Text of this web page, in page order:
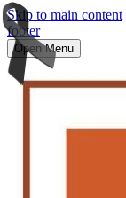
Skip to main content
footer
Open Menu